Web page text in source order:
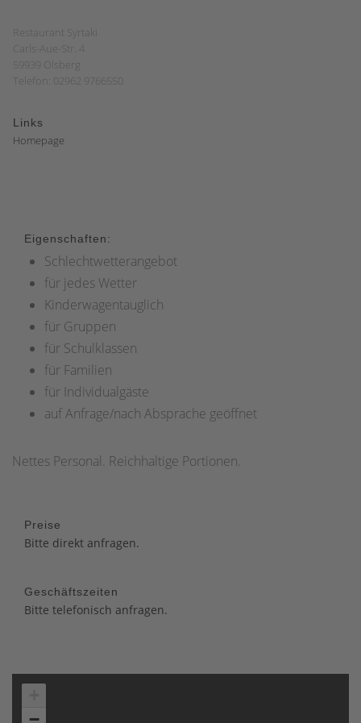
Restaurant Syrtaki
Carls-Aue-Str. 4
59939 Olsberg
Telefon: 02962 9766550
Links
Homepage
Eigenschaften:
Schlechtwetterangebot
für jedes Wetter
Kinderwagentauglich
für Gruppen
für Schulklassen
für Familien
für Individualgäste
auf Anfrage/nach Absprache geöffnet
Nettes Personal. Reichhaltige Portionen.
Preise
Bitte direkt anfragen.
Geschäftszeiten
Bitte telefonisch anfragen.